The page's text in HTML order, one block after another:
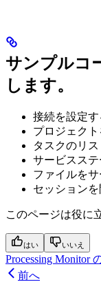
サンプルコ
します。
接続を設定す
プロジェクト
タスクのリ
サービスス
ファイルを
セッションを
このページは役に
はい いいえ
Processing Monitor
前へ